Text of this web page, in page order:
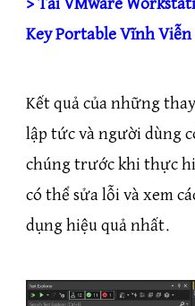
> Tải VMware
Key Portable Vĩnh Viễn
Kết quả của những
lập tức và người dùng
chúng trước khi thực
có thể sửa lỗi và xem
dụng hiệu quả nhất.